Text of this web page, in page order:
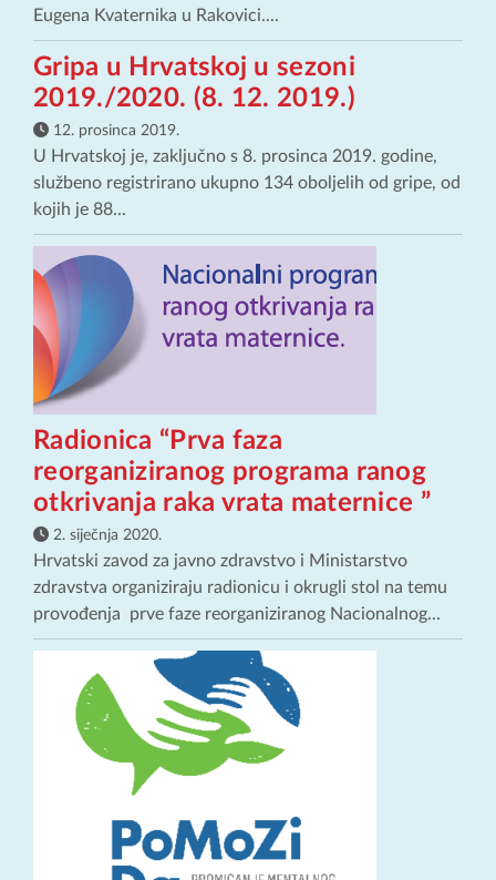
Eugena Kvaternika u Rakovici....
Gripa u Hrvatskoj u sezoni
2019./2020. (8. 12. 2019.)
12. prosinca 2019.
U Hrvatskoj je, zaključno s 8. prosinca 2019. godine,
službeno registrirano ukupno 134 oboljelih od gripe, od
kojih je 88...
Radionica “Prva faza
reorganiziranog programa ranog
otkrivanja raka vrata maternice ”
2. siječnja 2020.
Hrvatski zavod za javno zdravstvo i Ministarstvo
zdravstva organiziraju radionicu i okrugli stol na temu
provođenja prve faze reorganiziranog Nacionalnog...